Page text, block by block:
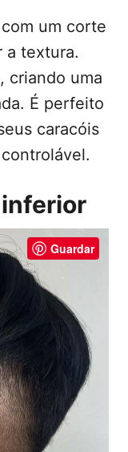
um corte
a textura.
criando uma
É perfeito
caracóis
Guardar